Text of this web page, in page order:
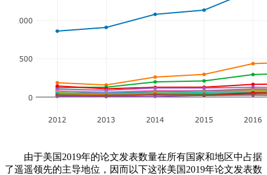
由于美国2019年的论文发表数量在所有国家和地区中占据
了遥遥领先的主导地位，因而以下这张美国2019年论文发表数